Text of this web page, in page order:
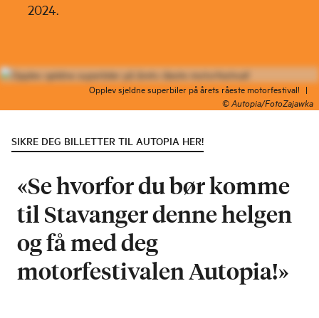
2024.
Opplev sjeldne superbiler på årets råeste motorfestival! |
©Autopia/FotoZajawka
SIKRE DEG BILLETTER TIL AUTOPIA HER!
«Se hvorfor du bør komme
til Stavanger denne helgen
og få med deg
motorfestivalen Autopia!»